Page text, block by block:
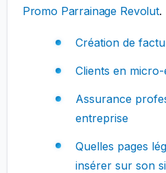
Promo Parrainage Revolut.
Création de
Clients en
Assurance
entreprise
Quelles pages
insérer sur son